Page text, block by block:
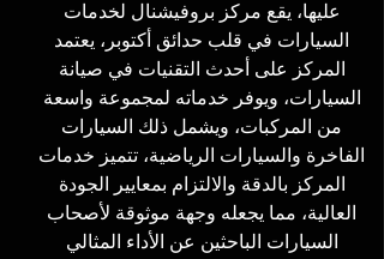
عليها، يقع مركز بروفيشنال لخدمات
السيارات في قلب حدائق أكتوبر، يعتمد
المركز على أحدث التقنيات في صيانة
السيارات، ويوفر خدماته لمجموعة واسعة
من المركبات، ويشمل ذلك السيارات
الفاخرة والسيارات الرياضية، تتميز خدمات
المركز بالدقة والالتزام بمعايير الجودة
العالية، مما يجعله وجهة موثوقة لأصحاب
السيارات الباحثين عن الأداء المثالي